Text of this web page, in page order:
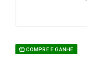
COMPRE E GANHE